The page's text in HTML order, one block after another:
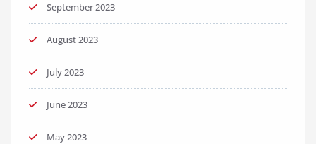
September 2023
August 2023
July 2023
June 2023
May 2023